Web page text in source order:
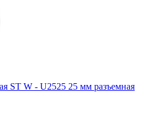
ST W - U2525 25 мм разъемная